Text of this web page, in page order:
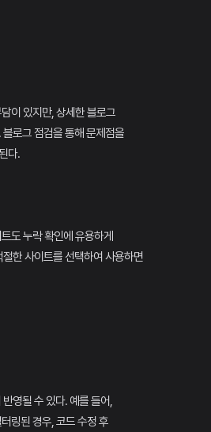
이 있지만, 상세한 블로그
로그 점검을 통해 문제점을
다.
도 누락 확인에 유용하게
한 사이트를 선택하여 사용하면
영될 수 있다. 예를 들어,
링된 경우, 코드 수정 후